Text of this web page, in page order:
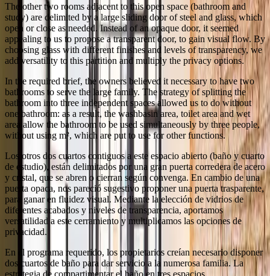
The other two rooms adjacent to this open space (bathroom and
study) are delimited by a large sliding door of steel and glass, which
open or close as needed. Instead of an opaque door, it seemed
appealing to us to propose a transparent door, to gain visual flow. By
choosing glass with different finishes and levels of transparency, we
add versatility to this partition and multiply the privacy options.
In the required brief, the owners believed it necessary to have two
bathrooms to serve the large family. The strategy of splitting the
bathroom into three independent spaces allowed us to do without
one bathroom: as a result, the washbasin area, toilet area and wet
area allow the bathroom to be used simultaneously by three people,
without using m², which are put to use for other functions.
Los otros dos cuartos contiguos a este espacio abierto (baño y cuarto
de estudio), están delimitados por una gran puerta corredera de acero
y cristal, que se abren o cierran según convenga. En cambio de una
puerta opaca, nos pareció sugestivo proponer una puerta trasparente,
para ganar en fluidez visual. Mediante la elección de vidrios de
diferentes acabados y niveles de transparencia, aportamos
versatilidad a este cerramiento y multiplicamos las opciones de
privacidad.
En el programa requerido, los propietarios creían necesario disponer
dos cuartos de baño para dar servicio a la numerosa familia. La
estrategia de compartimentar el baño en tres espacios